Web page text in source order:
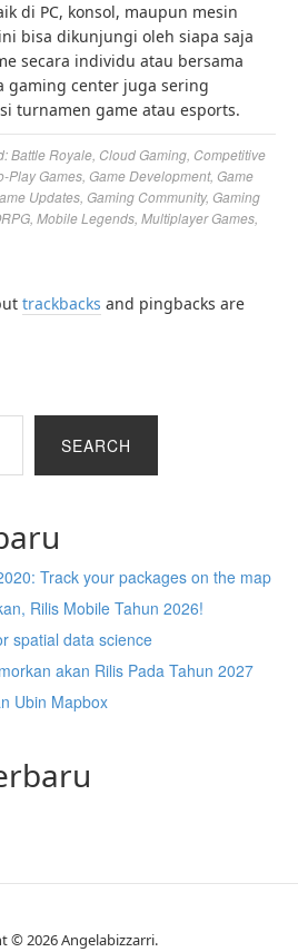
di PC, konsol, maupun mesin
bisa dikunjungi oleh siapa saja
secara individu atau bersama
gaming center juga sering
turnamen game atau esports.
Battle Royale Cloud Gaming Competitive
Play Games Game Development, Game
Updates Gaming Community, Gaming
Mobile Legends Multiplayer Games
trackbacks and pingbacks are
SEARCH
Track your packages on the map
Rilis Mobile Tahun 2026!
spatial data science
akan Rilis Pada Tahun 2027
Ubin Mapbox
© 2026 Angelabizzarri.